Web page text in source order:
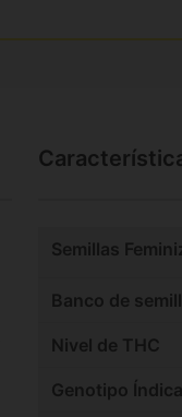
Semillas
Banco de
Nivel de THC
Genotipo